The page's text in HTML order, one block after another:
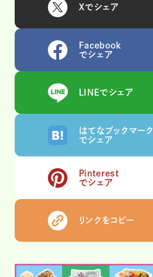
Xでシェア
Facebook
でシェア
LINEでシェア
はてなブックマーク
でシェア
Pinterest
でシェア
リンクをコピー